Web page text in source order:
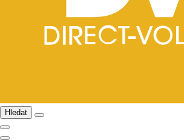
Hledat